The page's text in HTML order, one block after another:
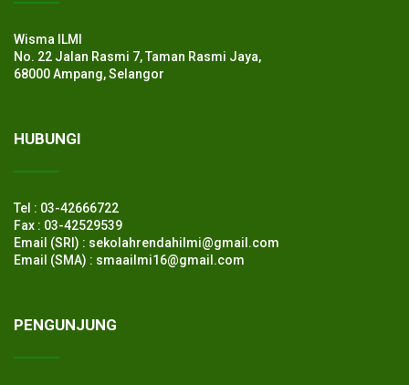
Wisma ILMI
No. 22 Jalan Rasmi 7, Taman Rasmi Jaya,
68000 Ampang, Selangor
HUBUNGI
Tel : 03-42666722
Fax : 03-42529539
Email (SRI) : sekolahrendahilmi@gmail.com
Email (SMA) : smaailmi16@gmail.com
PENGUNJUNG